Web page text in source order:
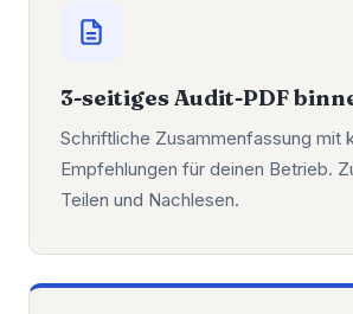
3-seitiges Audit-PDF
Schriftliche Zusammenfassung mit
Empfehlungen für deinen Betrieb.
Teilen und Nachlesen.